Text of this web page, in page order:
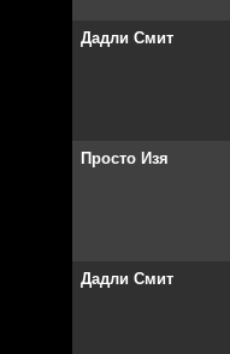
Дадли Смит
Просто Изя
Дадли Смит